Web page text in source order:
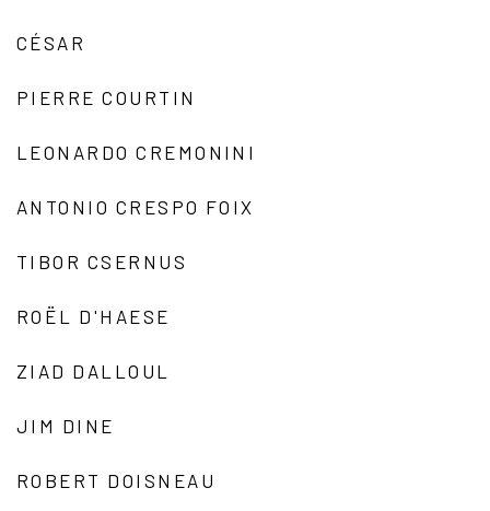
CÉSAR
PIERRE COURTIN
LEONARDO CREMONINI
ANTONIO CRESPO FOIX
TIBOR CSERNUS
ROËL D'HAESE
ZIAD DALLOUL
JIM DINE
ROBERT DOISNEAU